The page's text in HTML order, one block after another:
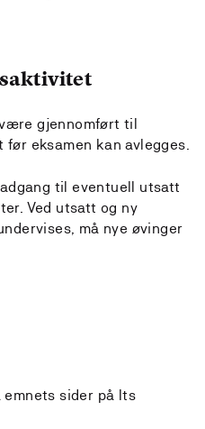
gjennomført til
eksamen kan avlegges.
til eventuell utsatt
Ved utsatt og ny
må nye øvinger
sider på Its